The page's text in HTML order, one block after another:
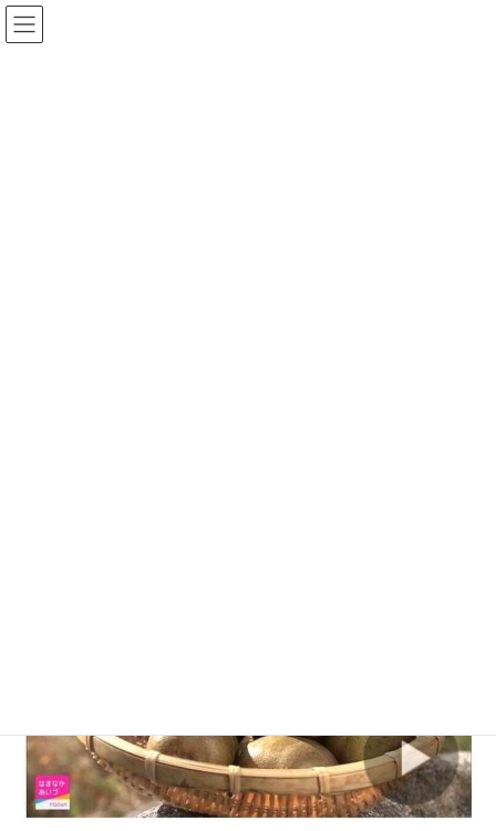
コ
ン
ナ
ビ